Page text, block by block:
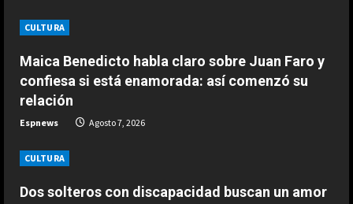
d
i
n
g
CULTURA
Maica Benedicto habla claro sobre Juan Faro y
confiesa si está enamorada: así comenzó su
relación
Espnews Agosto 7, 2026
CULTURA
Dos solteros con discapacidad buscan un amor
3
Alonso: “En enero, nos dimos
cuenta…”
ESPAÑA